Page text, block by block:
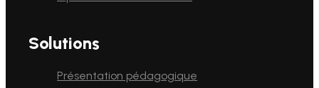
Solutions
Présentation pédagogique